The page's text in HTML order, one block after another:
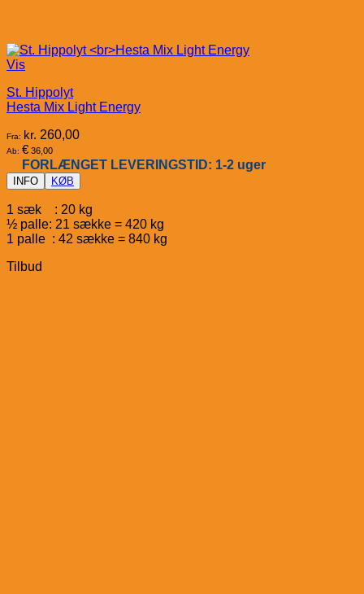
Vis
St. Hippolyt
Hesta Mix Light Energy
Fra: kr. 260,00
Ab: € 36,00
FORLÆNGET LEVERINGSTID: 1-2 uger
INFO KØB
1 sæk : 20 kg
½ palle: 21 sække = 420 kg
1 palle : 42 sække = 840 kg
Tilbud